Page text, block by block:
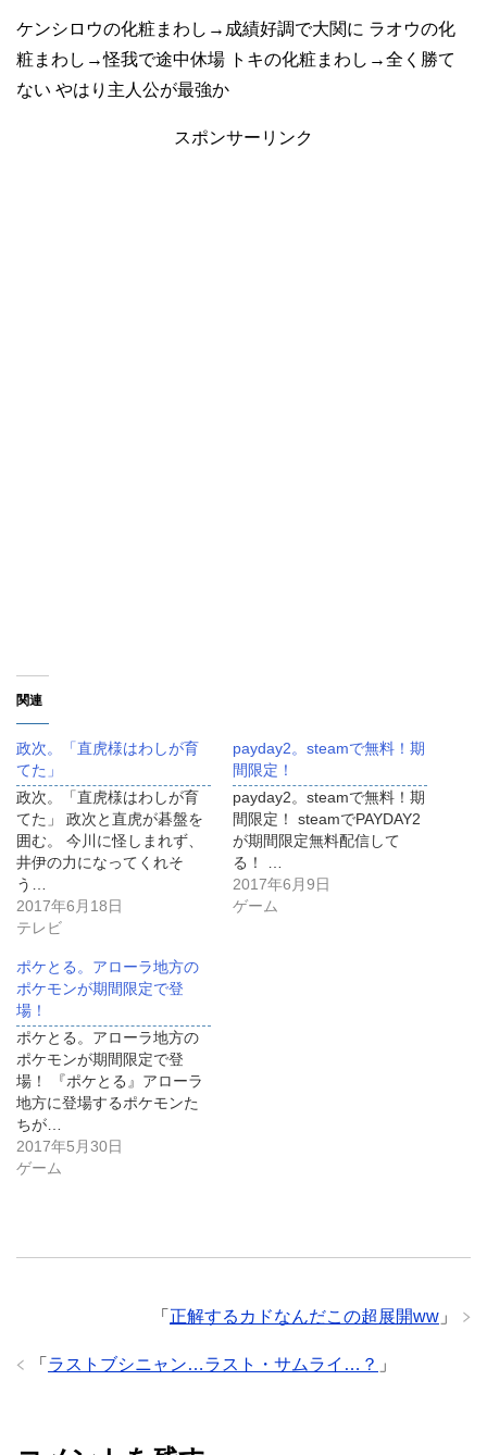
ケンシロウの化粧まわし→成績好調で大関に ラオウの化
粧まわし→怪我で途中休場 トキの化粧まわし→全く勝て
ない やはり主人公が最強か
スポンサーリンク
関連
政次。「直虎様はわしが育
てた」
政次。「直虎様はわしが育
てた」 政次と直虎が碁盤を
囲む。 今川に怪しまれず、
井伊の力になってくれそ
う…
2017年6月18日
テレビ
payday2。steamで無料！期
間限定！
payday2。steamで無料！期
間限定！ steamでPAYDAY2
が期間限定無料配信して
る！ …
2017年6月9日
ゲーム
ポケとる。アローラ地方の
ポケモンが期間限定で登
場！
ポケとる。アローラ地方の
ポケモンが期間限定で登
場！ 『ポケとる』アローラ
地方に登場するポケモンた
ちが…
2017年5月30日
ゲーム
「 正解するカドなんだこの超展開ww 」
「 ラストブシニャン…ラスト・サムライ…？ 」